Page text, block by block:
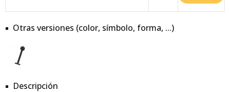
Otras versiones (color, símbolo, forma, ...)
Descripción